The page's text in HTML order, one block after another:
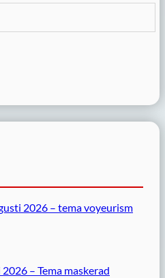
2026 – tema voyeurism
– Tema maskerad